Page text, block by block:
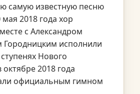
самую известную песню
2018 года хор
с Александром
исполнили
Нового
2018 года
официальным гимном